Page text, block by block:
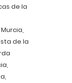
de la
de la